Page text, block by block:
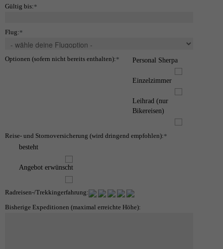
Gültig bis:*
Flug:*
Optionen (sofern nicht bereits enthalten):* Personal Sherpa
Einzelzimmer
Leihrad (nur
Bikereisen)
Reise- und Stornoversicherung (wird dringend empfohlen):*
besteht
Angebot erwünscht
Radreisen-/Trekkingerfahrung:
Bisherige Expeditionen (maximal erreichte Höhe):